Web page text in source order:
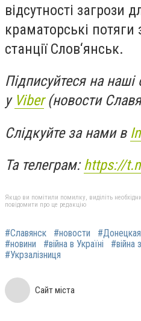
відсутності загрози
краматорські
станції Слов‘янськ.
Підписуйтеся на
у Viber(новости
Слідкуйте за нами в
Та телеграм:https://
Якщо ви помітили помилку, виділіть
повідомити про це редакцію
#Славянск #новости
#новини
#війна в Україні #війна
#Укрзалізниця
Сайт міста